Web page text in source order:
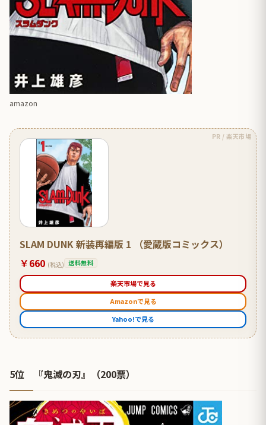
amazon
PR / 楽天市場
SLAM DUNK 新装再編版 1 （愛蔵版コミックス）
￥660 (税込) 送料無料
楽天市場で見る
Amazonで見る
Yahoo!で見る
5位 『鬼滅の刃』（200票）